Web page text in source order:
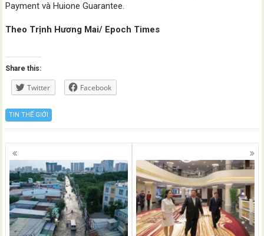
Payment và Huione Guarantee.
Theo Trịnh Hương Mai/ Epoch Times
Share this:
Twitter Facebook
TIN THẾ GIỚI
Posts
navigation